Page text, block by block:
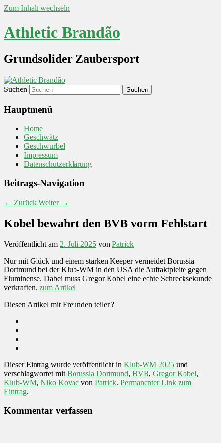
Zum Inhalt wechseln
Athletic Brandão
Grundsolider Zaubersport
Suchen
Hauptmenü
Home
Geschwätz
Geschwurbel
Impressum
Datenschutzerklärung
Beitrags-Navigation
← Zurück Weiter →
Kobel bewahrt den BVB vorm Fehlstart
Veröffentlicht am 2. Juli 2025 von Patrick
Nur mit Glück und einem starken Keeper vermeidet Borussia
Dortmund bei der Klub-WM in den USA die Auftaktpleite gegen
Fluminense. Dabei muss Gregor Kobel eine echte Schrecksekunde
verkraften. zum Artikel
Diesen Artikel mit Freunden teilen?
Dieser Eintrag wurde veröffentlicht in Klub-WM 2025 und
verschlagwortet mitBorussia Dortmund, BVB, Gregor Kobel,
Klub-WM, Niko Kovac von Patrick. Permanenter Link zum
Eintrag.
Kommentar verfassen